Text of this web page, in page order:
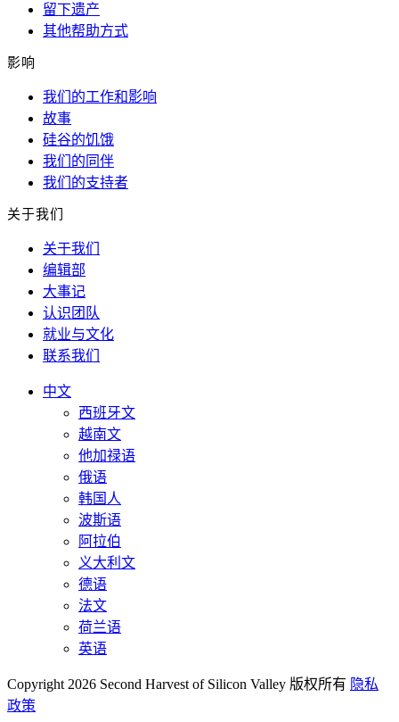
留下遗产
其他帮助方式
影响
我们的工作和影响
故事
硅谷的饥饿
我们的同伴
我们的支持者
关于我们
关于我们
编辑部
大事记
认识团队
就业与文化
联系我们
中文
西班牙文
越南文
他加禄语
俄语
韩国人
波斯语
阿拉伯
义大利文
德语
法文
荷兰语
英语
Copyright 2026 Second Harvest of Silicon Valley 版权所有 隐私
政策